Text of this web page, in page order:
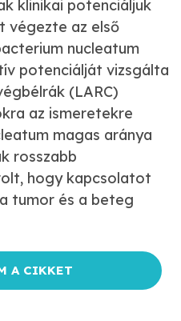
klinikai potenciáljuk
végezte az első
nucleatum
potenciálját vizsgálta
(LARC)
az ismeretekre
magas aránya
rosszabb
hogy kapcsolatot
tumor és a beteg
A CIKKET